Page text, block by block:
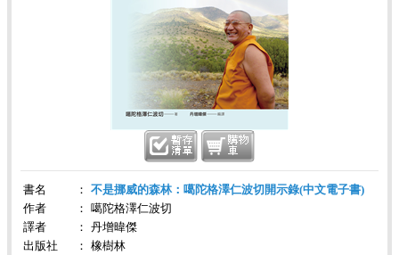
書名 ：
不是挪威的森林：噶陀格澤仁波切開示錄(中文電子書)
作者
：
噶陀格澤仁波切
譯者
：
丹增暐傑
出版社
：
橡樹林